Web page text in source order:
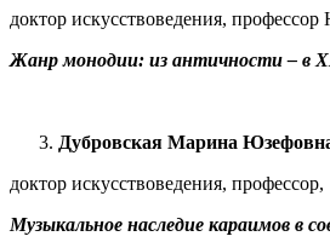
доктор искусствоведения,
Жанр монодии: из античности – в
Дубровская Марина
доктор искусствоведения,
Музыкальное наследие караимов в